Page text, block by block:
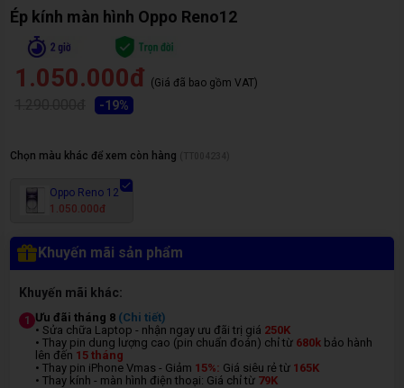
Ép kính màn hình Oppo Reno12
1.050.000đ (Giá đã bao gồm VAT)
-19%
Chọn màu khác để xem còn hàng
Oppo Reno 12
1.050.000đ
Khuyến mãi sản phẩm
Khuyến mãi khác:
1 Ưu đãi tháng 8 (Chi tiết)
• Sửa chữa Laptop - nhận ngay ưu đãi trị giá 250K
• Thay pin dung lượng cao (pin chuẩn đoán) chỉ từ 680k bảo hành
lên đến 15 tháng
• Thay pin iPhone Vmas - Giảm 15%: Giá siêu rẻ từ 165K
• Thay kính - màn hình điện thoại: Giá chỉ từ 79K